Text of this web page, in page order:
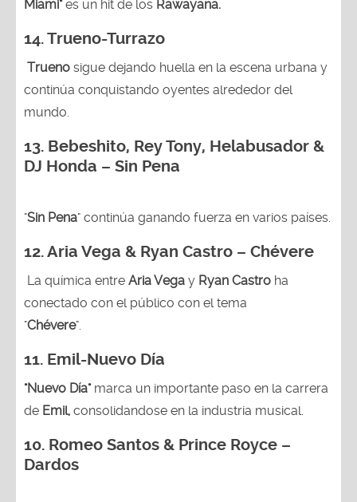
Miami"es un hit de los Rawayana.
14.Trueno-Turrazo
Trueno sigue dejando huella en la escena urbana y
continúa conquistando oyentes alrededor del
mundo.
13. Bebeshito, Rey Tony, Helabusador &
DJ Honda – Sin Pena
"Sin Pena" continúa ganando fuerza en varios países.
12. Aria Vega & Ryan Castro – Chévere
La química entre Aria Vega y Ryan Castro ha
conectado con el público con el tema
"Chévere".
11. Emil-Nuevo Día
"Nuevo Día"marca un importante paso en la carrera
de Emil, consolidandose en la industria musical.
10. Romeo Santos & Prince Royce –
Dardos